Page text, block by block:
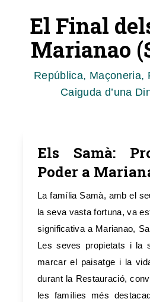
El Final
Marianao
República, Maçoneria,
Caiguda d’una
Els Samà:
Poder a
La família Samà, amb el
la seva vasta fortuna, va
significativa a Marianao,
Les seves propietats i la
marcar el paisatge i la
durant la Restauració,
les famílies més